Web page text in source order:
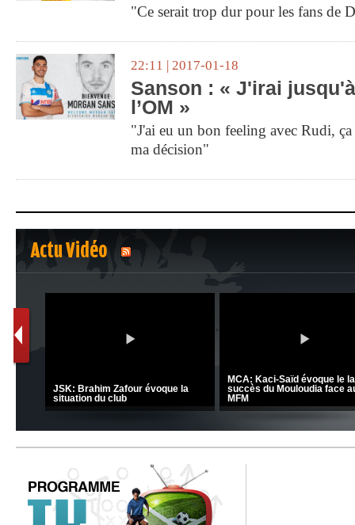
"Ce serait trop dur pour les fans de
22:11 | 2017-01-18
Sanson : « J'irai
l’OM »
"J'ai eu un bon feeling avec Rudi,
ma décision"
Actu Vidéo
1 2
MCA: Kaci-Saïd évoque le
succès du Mouloudia face
MFM
JSK: Brahim Zafour évoque la
situation du club